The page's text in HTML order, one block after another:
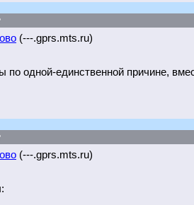
(---.gprs.mts.ru)
одной-единственной причине,
(---.gprs.mts.ru)